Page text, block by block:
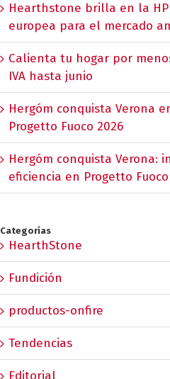
Hearthstone brilla en la
europea para el mercado
Calienta tu hogar por
IVA hasta junio
Hergóm conquista Verona
Progetto Fuoco 2026
Hergóm conquista Verona:
eficiencia en Progetto
Categorías
HearthStone
Fundición
productos-onfire
Tendencias
Editorial